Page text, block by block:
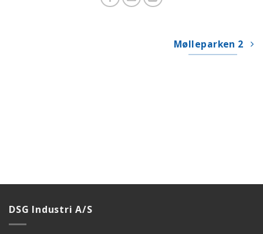
Mølleparken 2
DSG Industri A/S